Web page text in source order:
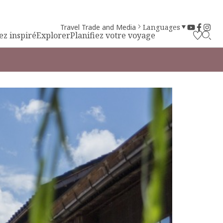
inspiréExplorerPlanifiez votre voyage
Travel Trade and Media Languages